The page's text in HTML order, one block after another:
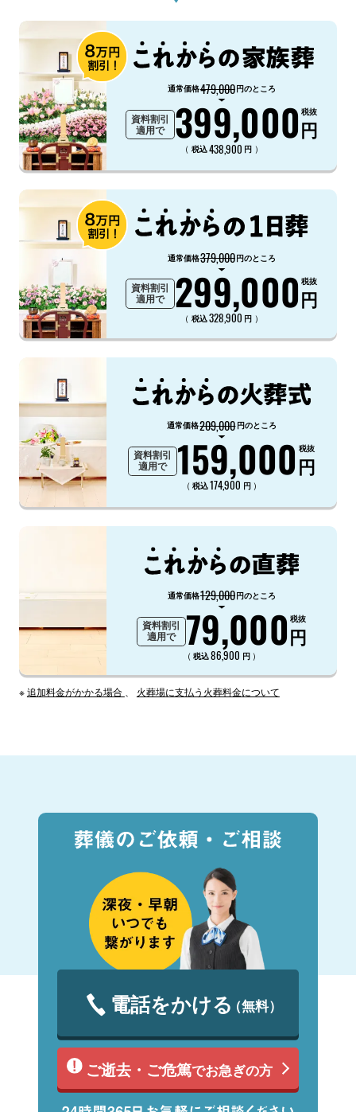
通常価格479,000円のところ
資料割引
適用で
399,000円
税抜
（ 税込438,900 円 ）
通常価格379,000円のところ
資料割引
適用で
299,000円
税抜
（ 税込328,900 円 ）
通常価格209,000円のところ
資料割引
適用で
159,000円
税抜
（ 税込174,900 円 ）
通常価格129,000円のところ
資料割引
適用で
79,000円
税抜
（ 税込86,900 円 ）
※追加料金がかかる場合 火葬場に支払う火葬料金について
電話をかける（無料）
ご逝去・ご危篤でお急ぎの方